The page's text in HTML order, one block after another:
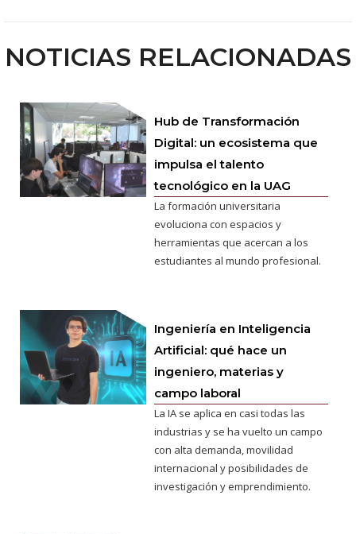
NOTICIAS RELACIONADAS
Hub de Transformación
Digital: un ecosistema que
impulsa el talento
tecnológico en la UAG
La formación universitaria
evoluciona con espacios y
herramientas que acercan a los
estudiantes al mundo profesional.
Ingeniería en Inteligencia
Artificial: qué hace un
ingeniero, materias y
campo laboral
La IA se aplica en casi todas las
industrias y se ha vuelto un campo
con alta demanda, movilidad
internacional y posibilidades de
investigación y emprendimiento.